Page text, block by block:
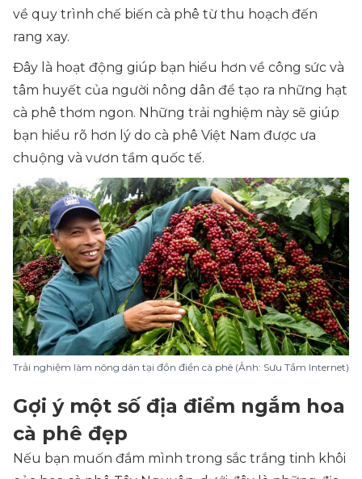
về quy trình chế biến cà phê từ thu hoạch đến
rang xay.
Đây là hoạt động giúp bạn hiểu hơn về công sức và
tâm huyết của người nông dân để tạo ra những hạt
cà phê thơm ngon. Những trải nghiệm này sẽ giúp
bạn hiểu rõ hơn lý do cà phê Việt Nam được ưa
chuộng và vươn tầm quốc tế.
Trải nghiệm làm nông dân tại đồn điền cà phê (Ảnh: Sưu Tầm Internet)
Gợi ý một số địa điểm ngắm hoa
cà phê đẹp
Nếu bạn muốn đắm mình trong sắc trắng tinh khôi